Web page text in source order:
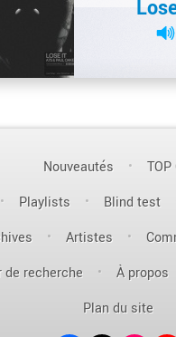
Nouveautés
Playlists Blind test
Artistes
de recherche
À propos
Plan du site